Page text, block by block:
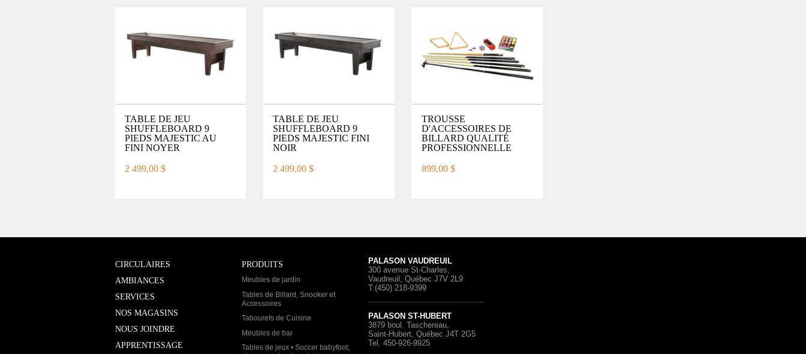
TABLE DE JEU
SHUFFLEBOARD 9
PIEDS MAJESTIC AU
FINI NOYER
2 499,00 $
TABLE DE JEU
SHUFFLEBOARD 9
PIEDS MAJESTIC FINI
NOIR
2 499,00 $
TROUSSE
D'ACCESSOIRES DE
BILLARD QUALITÉ
PROFESSIONNELLE
899,00 $
CIRCULAIRES
AMBIANCES
SERVICES
NOS MAGASINS
NOUS JOINDRE
APPRENTISSAGE
PRODUITS
Meubles de jardin
Tables de Billard, Snooker et
Accessoires
Tabourets de Cuisine
Meubles de bar
Tables de jeux • Soccer babyfoot,
PALASON VAUDREUIL
300 avenue St-Charles,
Vaudreuil, Québec J7V 2L9
T:(450) 218-9399
PALASON ST-HUBERT
3879 boul. Taschereau,
Saint-Hubert, Québec J4T 2G5
Tel. 450-926-9925